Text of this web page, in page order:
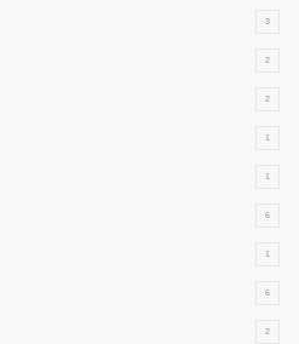
3
2
2
1
1
6
1
6
2